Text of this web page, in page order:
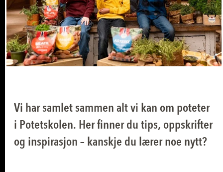
Vi har samlet sammen alt vi kan om poteter
i Potetskolen. Her finner du tips, oppskrifter
og inspirasjon – kanskje du lærer noe nytt?